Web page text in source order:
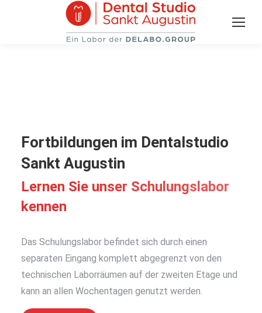
Fortbildungen im Dentalstudio
Sankt Augustin
Lernen Sie unser Schulungslabor
kennen
Das Schulungslabor befindet sich durch einen
separaten Eingang komplett abgegrenzt von den
technischen Laborräumen auf der zweiten Etage und
kann an allen Wochentagen genutzt werden.